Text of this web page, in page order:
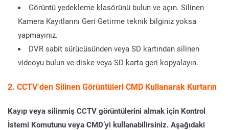
Görüntü yedekleme klasörünü bulun ve açın. Silinen
Kamera Kayıtlarını Geri Getirme teknik bilginiz yoksa
yapmayınız.
DVR sabit sürücüsünden veya SD kartından silinen
videoyu bulun ve diske veya SD karta geri kopyalayın.
2. CCTV’den Silinen Görüntüleri CMD Kullanarak Kurtarın
Kayıp veya silinmiş CCTV görüntülerini almak için Kontrol
İstemi Komutunu veya CMD’yi kullanabilirsiniz. Aşağıdaki